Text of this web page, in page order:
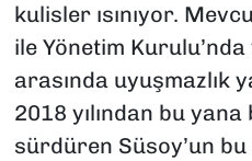
kulisler ısınıyor.
ile Yönetim
arasında uyuşmazlık
2018 yılından bu
sürdüren Süsoy’un